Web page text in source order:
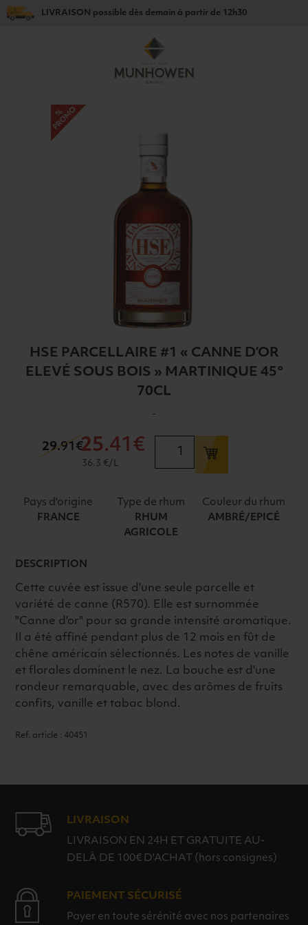
LIVRAISON possible dès demain à partir de 12h30
HSE PARCELLAIRE #1 « CANNE D’OR
ELEVÉ SOUS BOIS » MARTINIQUE 45°
70CL
-
"CANNE
BOIS"
MARTINIQUE
45°
70CL
29.91€25.41€
36.3 €/L
Pays d'origine
FRANCE
Type de rhum
RHUM
AGRICOLE
Couleur du rhum
AMBRÉ/EPICÉ
DESCRIPTION
Cette cuvée est issue d'une seule parcelle et
variété de canne (R570). Elle est surnommée
"Canne d'or" pour sa grande intensité aromatique.
Il a été affiné pendant plus de 12 mois en fût de
chêne américain sélectionnés. Les notes de vanille
et florales dominent le nez. La bouche est d'une
rondeur remarquable, avec des arômes de fruits
confits, vanille et tabac blond.
Ref. article : 40451
LIVRAISON
LIVRAISON EN 24H ET GRATUITE AU-
DELÀ DE 100€ D'ACHAT (hors consignes)
PAIEMENT SÉCURISÉ
Payer en toute sérénité avec nos partenaires